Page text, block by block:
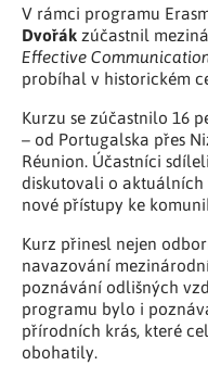
V rámci programu
Dvořák zúčastnil
Effective
probíhal v historickém
Kurzu se zúčastnilo 16
– od Portugalska přes
Réunion. Účastníci
diskutovali o
nové přístupy ke
Kurz přinesl nejen
navazování
poznávání odlišných
programu bylo i
přírodních krás, které
obohatily.